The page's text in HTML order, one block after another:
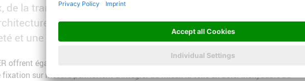
de la transparence ou une protection visuelle. Malgré leur
confèrent aux remplissages de balustrades et aux
et une élégance textile.
offrent également protection et sécurité aux cages d'escalier. Des lés de toile de
sur mesure permettent d’intégrer au mieux la toile en acier inoxydable au